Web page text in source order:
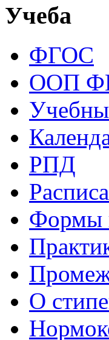
Учеба
ФГОС
ООП
РПД
Формы
О